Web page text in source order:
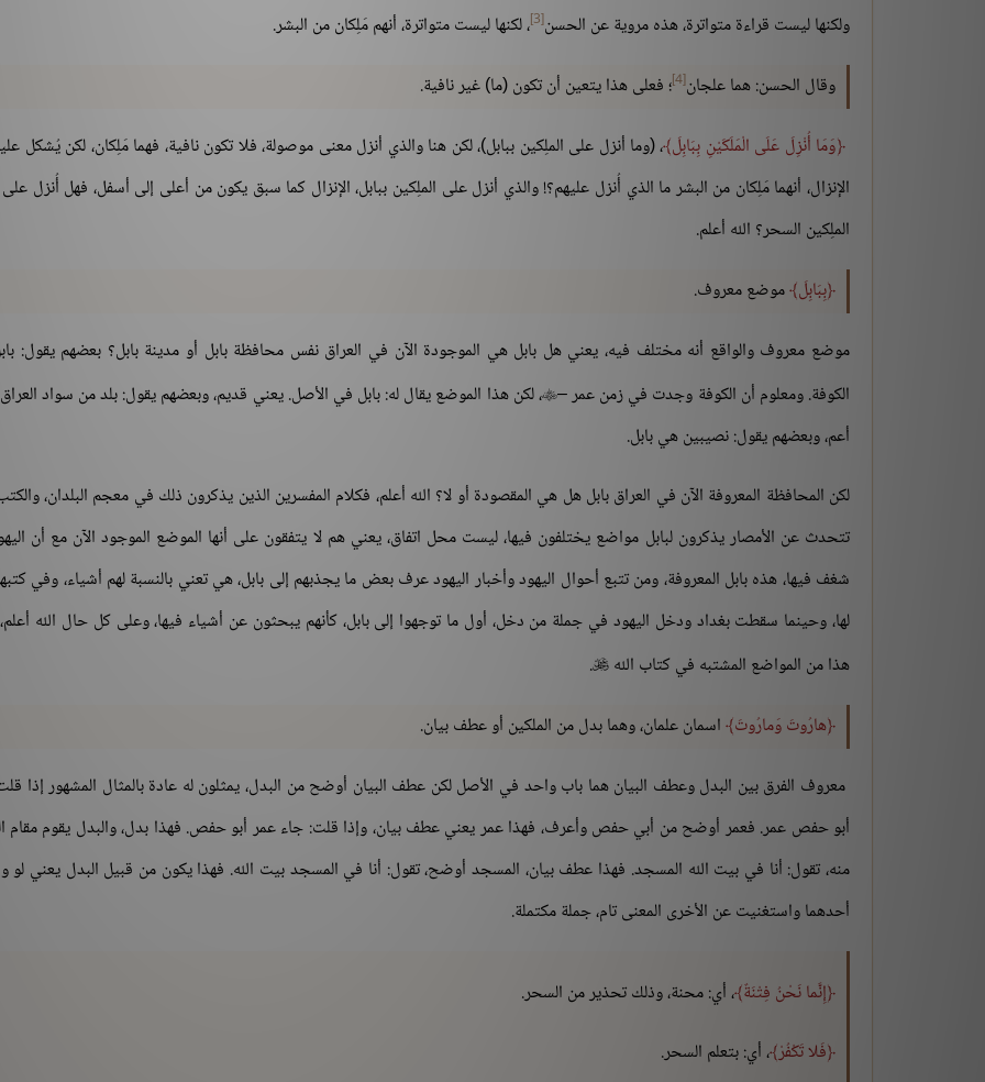
ولكنها ليست قراءة متواترة، هذه مروية عن الحسن[3] ، لكنها ليست متواترة، أنهم مَلِكان من البشر.
وقال الحسن: هما علجان[4] ؛ فعلى هذا يتعين أن تكون (ما) غير نافية.
وَمَا أُنْزِلَ عَلَى الْمَلَكَيْنِ بِبَابِلَ ، (وما أنزل على الملِكين ببابل)، لكن هنا والذي أنزل معنى موصولة، فلا تكون نافية، فهما مَلِكان، لكن يُشكل
الإنزال، أنهما مَلِكان من البشر ما الذي أُنزل عليهم؟! والذي أنزل على الملِكين ببابل، الإنزال كما سبق يكون من أعلى إلى أسفل، فهل أُنزل
الملِكين السحر؟ الله أعلم.
بِبَابِلَ موضع معروف.
موضع معروف والواقع أنه مختلف فيه، يعني هل بابل هي الموجودة الآن في العراق نفس محافظة بابل أو مدينة بابل؟ بعضهم يقول:
الكوفة. ومعلوم أن الكوفة وجدت في زمن عمر –، لكن هذا الموضع يقال له: بابل في الأصل. يعني قديم، وبعضهم يقول: بلد من سواد
أعم، وبعضهم يقول: نصيبين هي بابل.
لكن المحافظة المعروفة الآن في العراق بابل هل هي المقصودة أو لا؟ الله أعلم، فكلام المفسرين الذين يذكرون ذلك في معجم البلدان،
تتحدث عن الأمصار يذكرون لبابل مواضع يختلفون فيها، ليست محل اتفاق، يعني هم لا يتفقون على أنها الموضع الموجود الآن مع أن
شغف فيها، هذه بابل المعروفة، ومن تتبع أحوال اليهود وأخبار اليهود عرف بعض ما يجذبهم إلى بابل، هي تعني بالنسبة لهم أشياء، وفي
لها، وحينما سقطت بغداد ودخل اليهود في جملة من دخل، أول ما توجهوا إلى بابل، كأنهم يبحثون عن أشياء فيها، وعلى كل حال الله
هذا من المواضع المشتبه في كتاب الله 
.
هارُوتَ وَمارُوتَ اسمان علمان، وهما بدل من الملكين أو عطف بيان.
معروف الفرق بين البدل وعطف البيان هما باب واحد في الأصل لكن عطف البيان أوضح من البدل، يمثلون له عادة بالمثال المشهور إذا
أبو حفص عمر. فعمر أوضح من أبي حفص وأعرف، فهذا عمر يعني عطف بيان، وإذا قلت: جاء عمر أبو حفص. فهذا بدل، والبدل يقوم مقام
منه، تقول: أنا في بيت الله المسجد. فهذا عطف بيان، المسجد أوضح، تقول: أنا في المسجد بيت الله. فهذا يكون من قبيل البدل يعني
أحدهما واستغنيت عن الأخرى المعنى تام، جملة مكتملة.
إِنَّما نَحْنُ فِتْنَةٌ ، أي: محنة، وذلك تحذير من السحر.
فَلا تَكْفُرْ ، أي: بتعلم السحر.